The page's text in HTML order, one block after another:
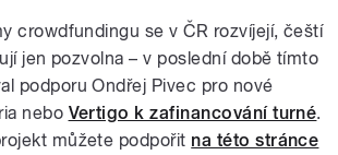
crowdfundingu se v ČR rozvíjejí, čeští
jen pozvolna – v poslední době tímto
podporu Ondřej Pivec pro nové
nebo Vertigo k zafinancování turné.
můžete podpořit na této stránce